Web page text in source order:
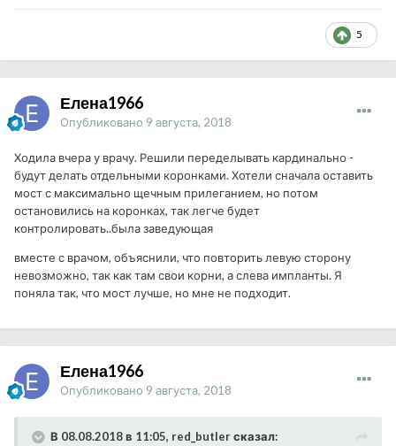
5
Елена1966
Опубликовано 9 августа, 2018
Ходила вчера у врачу. Решили переделывать кардинально -
будут делать отдельными коронками. Хотели сначала оставить
мост с максимально щечным прилеганием, но потом
остановились на коронках, так легче будет
контролировать..была заведующая
вместе с врачом, объяснили, что повторить левую сторону
невозможно, так как там свои корни, а слева импланты. Я
поняла так, что мост лучше, но мне не подходит.
Елена1966
Опубликовано 9 августа, 2018
В 08.08.2018 в 11:05, red_butler сказал: